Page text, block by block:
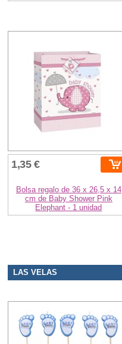
1,35 €
Bolsa regalo de 36 x 26,5 x 14
cm de Baby Shower Pink
Elephant - 1 unidad
LAS VELAS